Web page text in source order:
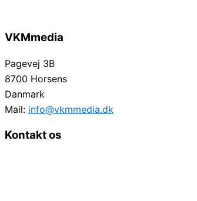
VKMmedia
Pagevej 3B
8700 Horsens
Danmark
Mail: info@vkmmedia.dk
Kontakt os